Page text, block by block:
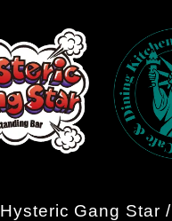
Hysteric Gang Star /